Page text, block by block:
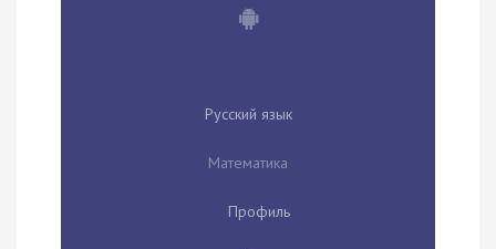
Русский язык
Математика
Профиль